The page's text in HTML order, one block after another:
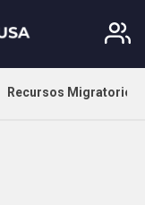
Recursos Migratorios